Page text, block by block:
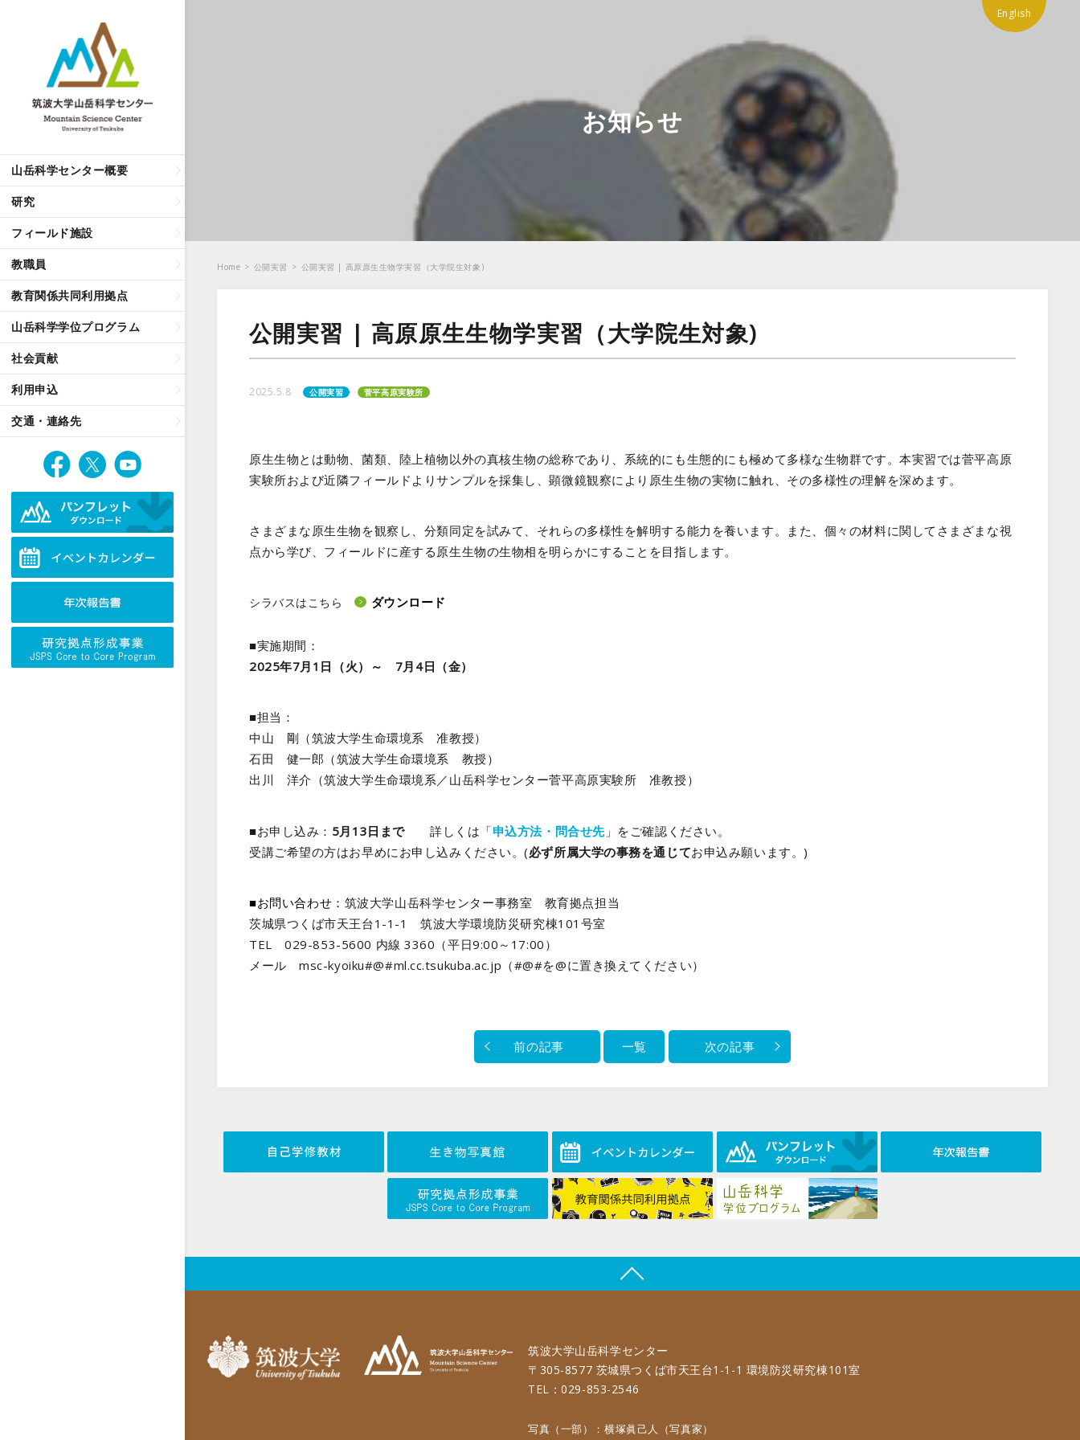
山岳科学センター概要
研究
フィールド施設
教職員
教育関係共同利用拠点
山岳科学学位プログラム
社会貢献
利用申込
交通・連絡先
English
お知らせ
Home > 公開実習 > 公開実習 | 高原原生生物学実習（大学院生対象)
公開実習 | 高原原生生物学実習（大学院生対象)
2025.5.8 公開実習 菅平高原実験所
原生生物とは動物、菌類、陸上植物以外の真核生物の総称であり、系統的にも生態的にも極めて多様な生物群です。本実習では菅平高原
実験所および近隣フィールドよりサンプルを採集し、顕微鏡観察により原生生物の実物に触れ、その多様性の理解を深めます。
さまざまな原生生物を観察し、分類同定を試みて、それらの多様性を解明する能力を養います。また、個々の材料に関してさまざまな視
点から学び、フィールドに産する原生生物の生物相を明らかにすることを目指します。
シラバスはこちら ダウンロード
■実施期間：
2025年7月1日（火）～ 7月4日（金）
■担当：
中山 剛（筑波大学生命環境系 准教授）
石田 健一郎（筑波大学生命環境系 教授）
出川 洋介（筑波大学生命環境系／山岳科学センター菅平高原実験所 准教授）
■お申し込み： 5月13日まで詳しくは「申込方法・問合せ先」をご確認ください。
受講ご希望の方はお早めにお申し込みください。(必ず所属大学の事務を通じてお申込み願います。)
■お問い合わせ： 筑波大学山岳科学センター事務室 教育拠点担当
茨城県つくば市天王台1-1-1 筑波大学環境防災研究棟101号室
TEL 029-853-5600 内線 3360（平日9:00～17:00）
メール msc-kyoiku#@#ml.cc.tsukuba.ac.jp（#@#を@に置き換えてください）
前の記事 一覧 次の記事
筑波大学山岳科学センター
〒305-8577 茨城県つくば市天王台1-1-1 環境防災研究棟101室
TEL：029-853-2546
写真（一部）：横塚眞己人（写真家）